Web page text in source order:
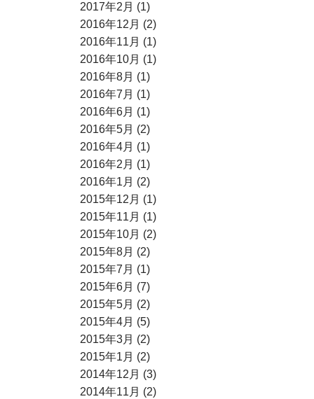
2017年2月 (1)
2016年12月 (2)
2016年11月 (1)
2016年10月 (1)
2016年8月 (1)
2016年7月 (1)
2016年6月 (1)
2016年5月 (2)
2016年4月 (1)
2016年2月 (1)
2016年1月 (2)
2015年12月 (1)
2015年11月 (1)
2015年10月 (2)
2015年8月 (2)
2015年7月 (1)
2015年6月 (7)
2015年5月 (2)
2015年4月 (5)
2015年3月 (2)
2015年1月 (2)
2014年12月 (3)
2014年11月 (2)